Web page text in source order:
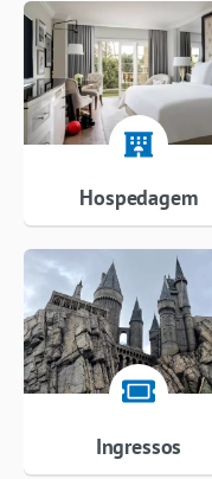
Hospedagem
Ingressos